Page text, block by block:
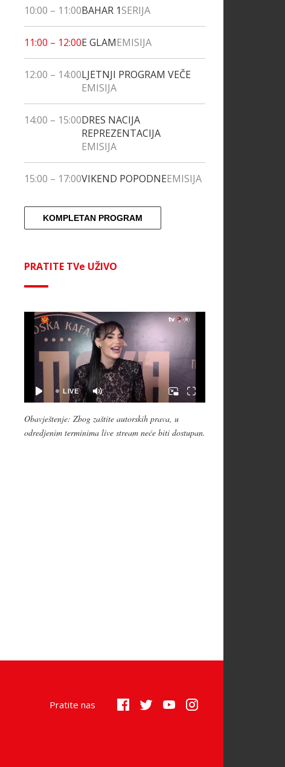
10:00 – 11:00BAHAR 1SERIJA
11:00 – 12:00E GLAMEMISIJA
12:00 – 14:00LJETNJI PROGRAM VEČE
EMISIJA
14:00 – 15:00DRES NACIJA
REPREZENTACIJA
EMISIJA
15:00 – 17:00VIKEND POPODNEEMISIJA
KOMPLETAN PROGRAM
PRATITE TVe UŽIVO
Obavještenje: Zbog zaštite autorskih prava, u
odredjenim terminima live stream neće biti dostupan.
Pratite nas